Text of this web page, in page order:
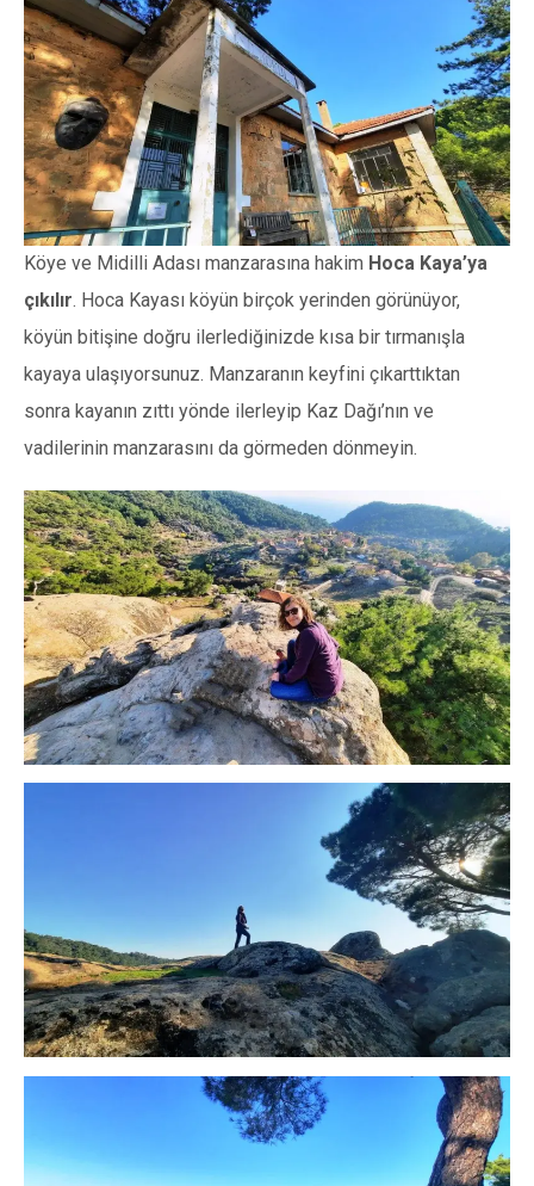
Köye ve Midilli Adası manzarasına hakim Hoca Kaya’ya
çıkılır. Hoca Kayası köyün birçok yerinden görünüyor,
köyün bitişine doğru ilerlediğinizde kısa bir tırmanışla
kayaya ulaşıyorsunuz. Manzaranın keyfini çıkarttıktan
sonra kayanın zıttı yönde ilerleyip Kaz Dağı’nın ve
vadilerinin manzarasını da görmeden dönmeyin.